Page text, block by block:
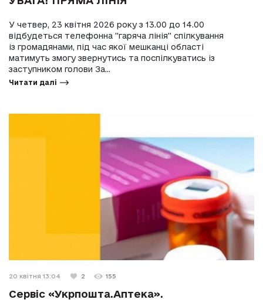
У четвер, 23 квітня 2026 року з 13.00 до 14.00
відбудеться телефонна "гаряча лінія" спілкування
із громадянами, під час якої мешканці області
матимуть змогу звернутись та поспілкуватись із
заступником голови За...
Читати далі
20 квітня 13:04 2 155
Сервіс «Укрпошта.Аптека».